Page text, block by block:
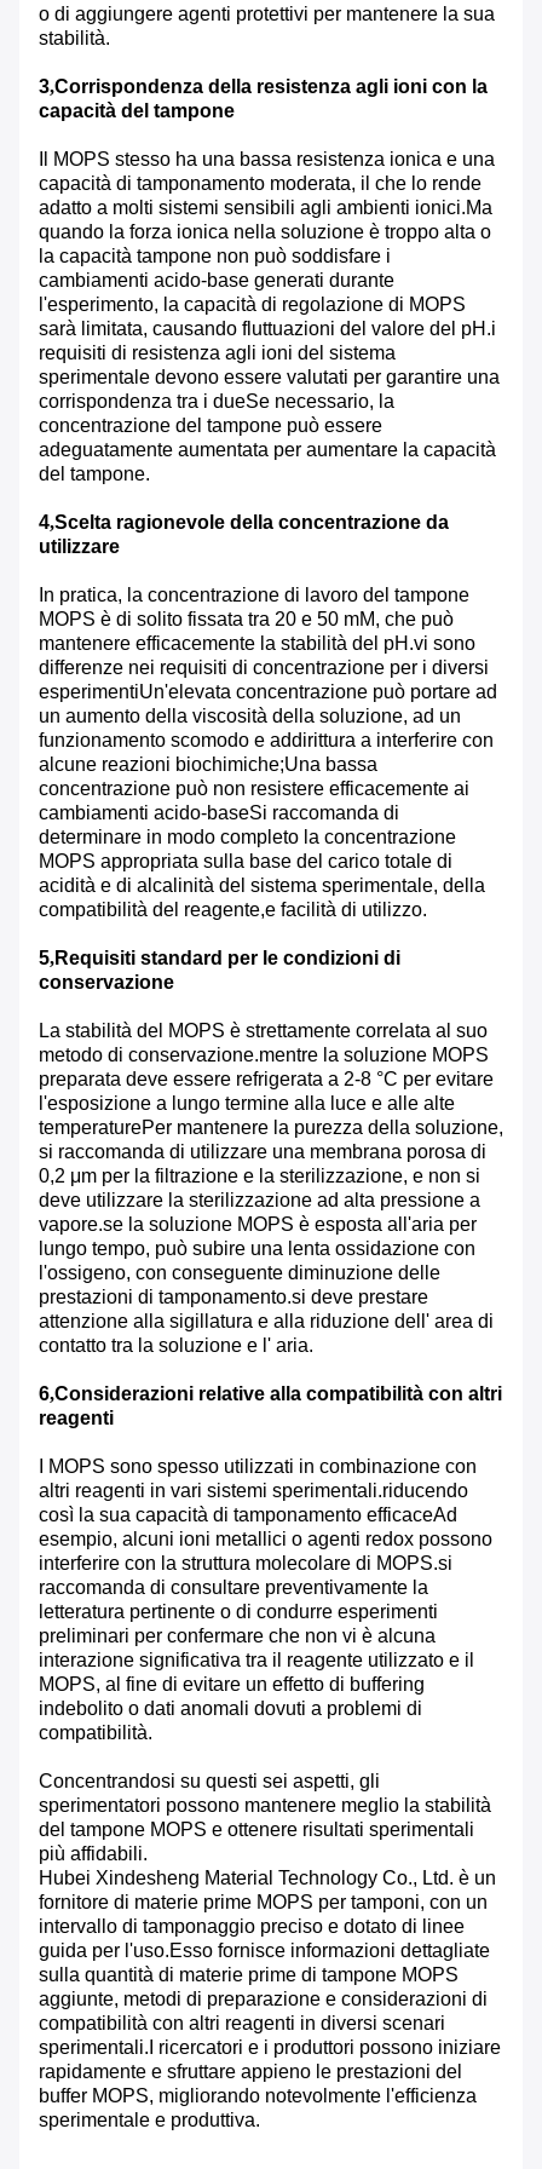
o di aggiungere agenti protettivi per mantenere la sua
stabilità.
3,Corrispondenza della resistenza agli ioni con la
capacità del tampone
Il MOPS stesso ha una bassa resistenza ionica e una
capacità di tamponamento moderata, il che lo rende
adatto a molti sistemi sensibili agli ambienti ionici.Ma
quando la forza ionica nella soluzione è troppo alta o
la capacità tampone non può soddisfare i
cambiamenti acido-base generati durante
l'esperimento, la capacità di regolazione di MOPS
sarà limitata, causando fluttuazioni del valore del pH.i
requisiti di resistenza agli ioni del sistema
sperimentale devono essere valutati per garantire una
corrispondenza tra i dueSe necessario, la
concentrazione del tampone può essere
adeguatamente aumentata per aumentare la capacità
del tampone.
4,Scelta ragionevole della concentrazione da
utilizzare
In pratica, la concentrazione di lavoro del tampone
MOPS è di solito fissata tra 20 e 50 mM, che può
mantenere efficacemente la stabilità del pH.vi sono
differenze nei requisiti di concentrazione per i diversi
esperimentiUn'elevata concentrazione può portare ad
un aumento della viscosità della soluzione, ad un
funzionamento scomodo e addirittura a interferire con
alcune reazioni biochimiche;Una bassa
concentrazione può non resistere efficacemente ai
cambiamenti acido-baseSi raccomanda di
determinare in modo completo la concentrazione
MOPS appropriata sulla base del carico totale di
acidità e di alcalinità del sistema sperimentale, della
compatibilità del reagente,e facilità di utilizzo.
5,Requisiti standard per le condizioni di
conservazione
La stabilità del MOPS è strettamente correlata al suo
metodo di conservazione.mentre la soluzione MOPS
preparata deve essere refrigerata a 2-8 °C per evitare
l'esposizione a lungo termine alla luce e alle alte
temperaturePer mantenere la purezza della soluzione,
si raccomanda di utilizzare una membrana porosa di
0,2 μm per la filtrazione e la sterilizzazione, e non si
deve utilizzare la sterilizzazione ad alta pressione a
vapore.se la soluzione MOPS è esposta all'aria per
lungo tempo, può subire una lenta ossidazione con
l'ossigeno, con conseguente diminuzione delle
prestazioni di tamponamento.si deve prestare
attenzione alla sigillatura e alla riduzione dell' area di
contatto tra la soluzione e l' aria.
6,Considerazioni relative alla compatibilità con altri
reagenti
I MOPS sono spesso utilizzati in combinazione con
altri reagenti in vari sistemi sperimentali.riducendo
così la sua capacità di tamponamento efficaceAd
esempio, alcuni ioni metallici o agenti redox possono
interferire con la struttura molecolare di MOPS.si
raccomanda di consultare preventivamente la
letteratura pertinente o di condurre esperimenti
preliminari per confermare che non vi è alcuna
interazione significativa tra il reagente utilizzato e il
MOPS, al fine di evitare un effetto di buffering
indebolito o dati anomali dovuti a problemi di
compatibilità.
Concentrandosi su questi sei aspetti, gli
sperimentatori possono mantenere meglio la stabilità
del tampone MOPS e ottenere risultati sperimentali
più affidabili.
Hubei Xindesheng Material Technology Co., Ltd. è un
fornitore di materie prime MOPS per tamponi, con un
intervallo di tamponaggio preciso e dotato di linee
guida per l'uso.Esso fornisce informazioni dettagliate
sulla quantità di materie prime di tampone MOPS
aggiunte, metodi di preparazione e considerazioni di
compatibilità con altri reagenti in diversi scenari
sperimentali.I ricercatori e i produttori possono iniziare
rapidamente e sfruttare appieno le prestazioni del
buffer MOPS, migliorando notevolmente l'efficienza
sperimentale e produttiva.